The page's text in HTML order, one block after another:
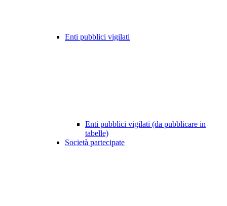
Enti pubblici vigilati
Enti pubblici vigilati (da pubblicare in
tabelle)
Società partecipate